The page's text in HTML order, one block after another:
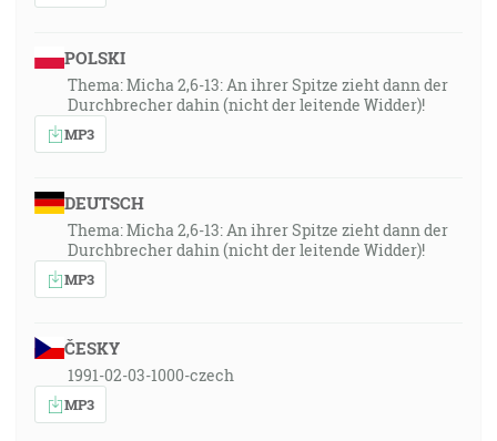
POLSKI
Thema: Micha 2,6-13: An ihrer Spitze zieht dann der
Durchbrecher dahin (nicht der leitende Widder)!
MP3
DEUTSCH
Thema: Micha 2,6-13: An ihrer Spitze zieht dann der
Durchbrecher dahin (nicht der leitende Widder)!
MP3
ČESKY
1991-02-03-1000-czech
MP3